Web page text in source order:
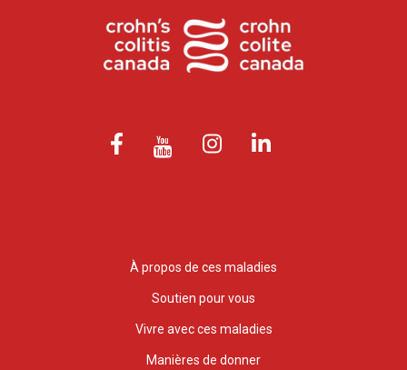
À propos de ces maladies
Soutien pour vous
Vivre avec ces maladies
Manières de donner